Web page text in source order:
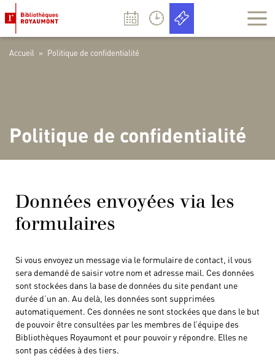
Accueil » Politique de confidentialité
Politique de confidentialité
Données envoyées via les
formulaires
Si vous envoyez un message via le formulaire de contact, il vous
sera demandé de saisir votre nom et adresse mail. Ces données
sont stockées dans la base de données du site pendant une
durée d’un an. Au delà, les données sont supprimées
automatiquement. Ces données ne sont stockées que dans le but
de pouvoir être consultées par les membres de l’équipe des
Bibliothèques Royaumont et pour pouvoir y répondre. Elles ne
sont pas cédées à des tiers.
Panneau de gestion des cookies